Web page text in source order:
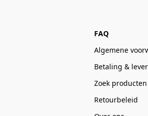
FAQ
Algemene
Betaling &
Zoek producten
Retourbeleid